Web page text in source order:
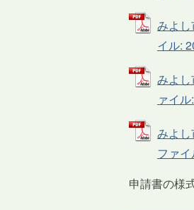
みよ
イル:
みよ
ァイ
みよ
ファ
申請書の様